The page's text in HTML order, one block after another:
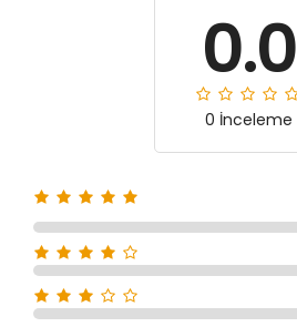
0.0
0 İnceleme